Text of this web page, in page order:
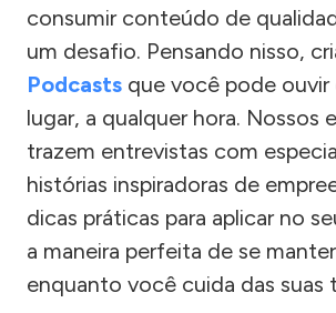
consumir conteúdo de
um desafio. Pensando nisso,
Podcasts que você pode ouvir
lugar, a qualquer hora. Nossos
trazem entrevistas com
histórias inspiradoras de
dicas práticas para aplicar no
a maneira perfeita de se
enquanto você cuida das suas